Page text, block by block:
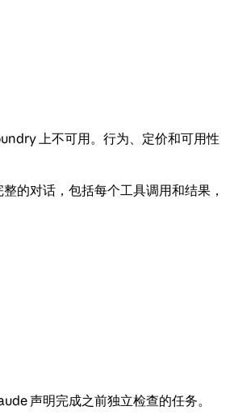
上不可用。行为、定价和可用性
的对话，包括每个工具调用和结果，
声明完成之前独立检查的任务。